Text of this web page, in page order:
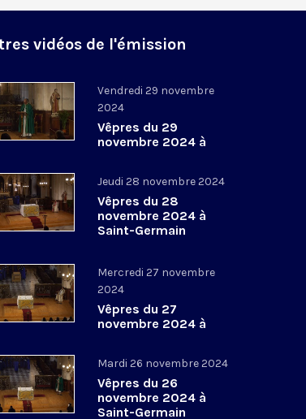
vidéos de l'émission
Vendredi 29 novembre
2024
Vêpres du 29
novembre 2024 à
Jeudi 28 novembre 2024
Vêpres du 28
novembre 2024 à
Saint-Germain
Mercredi 27 novembre
2024
Vêpres du 27
novembre 2024 à
Mardi 26 novembre 2024
Vêpres du 26
novembre 2024 à
Saint-Germain